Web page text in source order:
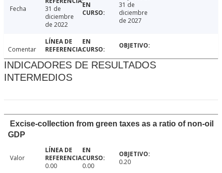
Fecha
31 de
diciembre
de 2022
31 de
diciembre
de 2027
Comentar
INDICADORES DE RESULTADOS
INTERMEDIOS
Excise-collection from green taxes as a ratio of non-oil
GDP
Valor
0.00
0.00 0.20